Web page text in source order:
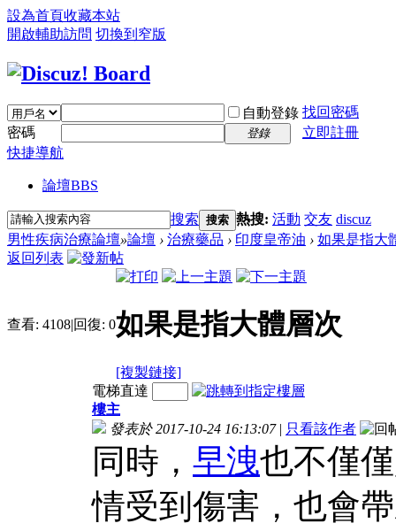
設為首頁收藏本站
開啟輔助訪問 切換到窄版
自動登錄 找回密碼
密碼
登錄
立即註冊
快捷導航
論壇BBS
搜索 搜索 熱搜: 活動 交友 discuz
男性疾病治療論壇»論壇 › 治療藥品 › 印度皇帝油 › 如果是指大
返回列表
查看: 4108|回復: 0如果是指大體層次
[複製鏈接]
電梯直達
樓主
發表於 2017-10-24 16:13:07 | 只看該作者
同時， 早洩也不僅
情受到傷害，也會